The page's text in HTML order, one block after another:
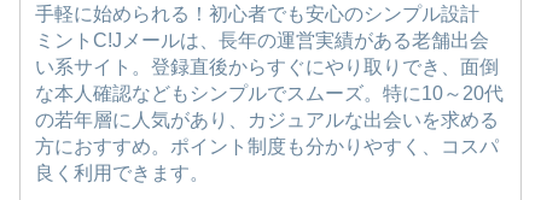
手軽に始められる！初心者でも安心のシンプル設計
ミントC!Jメールは、長年の運営実績がある老舗出会
い系サイト。登録直後からすぐにやり取りでき、面倒
な本人確認などもシンプルでスムーズ。特に10～20代
の若年層に人気があり、カジュアルな出会いを求める
方におすすめ。ポイント制度も分かりやすく、コスパ
良く利用できます。